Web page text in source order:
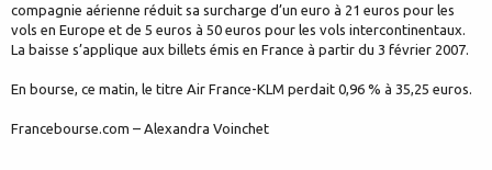
compagnie aérienne réduit sa surcharge d’un euro à 21 euros pour les
vols en Europe et de 5 euros à 50 euros pour les vols intercontinentaux.
La baisse s’applique aux billets émis en France à partir du 3 février 2007.
En bourse, ce matin, le titre Air France-KLM perdait 0,96 % à 35,25 euros.
Francebourse.com – Alexandra Voinchet